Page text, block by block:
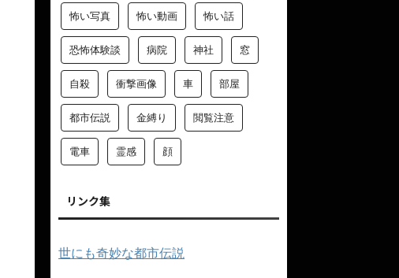
怖い写真 怖い動画 怖い話
恐怖体験談 病院 神社 窓
自殺 衝撃画像 車 部屋
都市伝説 金縛り 閲覧注意
電車 霊感 顔
リンク集
世にも奇妙な都市伝説